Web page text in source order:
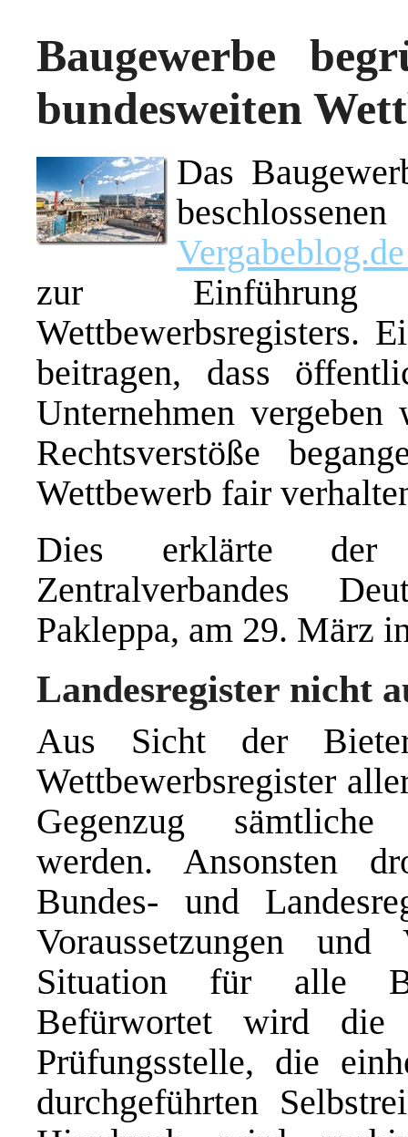
Baugewerbe
bundesweiten
Das
zur Einführung
Wettbewerbsregisters.
beitragen, dass
Unternehmen
Rechtsverstöße
Wettbewerb fair
Dies erklärte der
Zentralverbandes
Pakleppa, am 29. März
Landesregister nicht
Aus Sicht der
Wettbewerbsregister
Gegenzug sämtliche
werden. Ansonsten
Bundes- und
Voraussetzungen
Situation für alle
Befürwortet wird die
Prüfungsstelle, die
durchgeführten